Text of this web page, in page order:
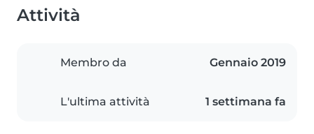
Attività
Membro da Gennaio 2019
L'ultima attività 1 settimana fa